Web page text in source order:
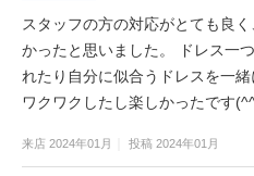
スタッフの方の対応がとても良
かったと思いました。 ドレス一
れたり自分に似合うドレスを一
ワクワクしたし楽しかったです
来店 2024年01月 投稿 2024年01月